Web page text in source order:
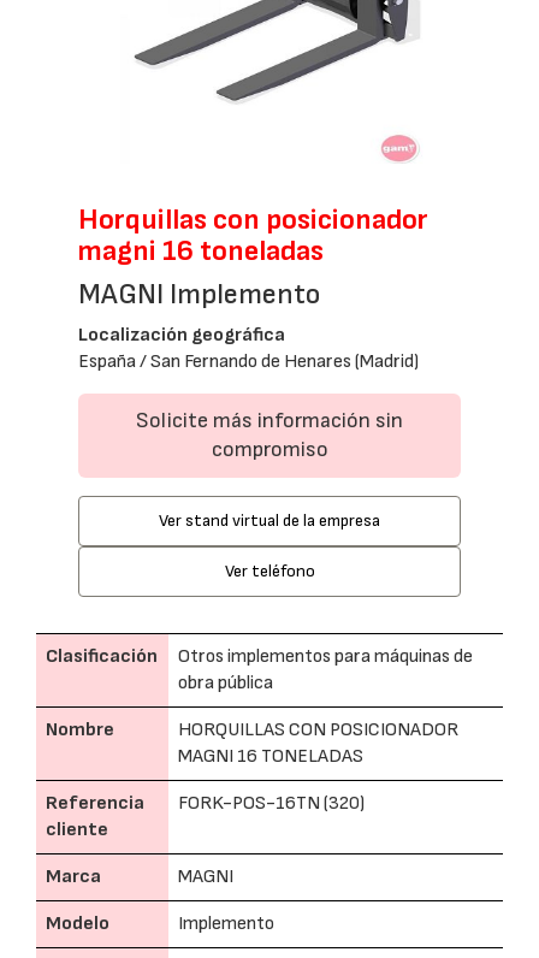
Horquillas con posicionador
magni 16 toneladas
MAGNI Implemento
Localización geográfica
España / San Fernando de Henares (Madrid)
Solicite más información sin
compromiso
Ver stand virtual de la empresa
Ver teléfono
Clasificación
Otros implementos para máquinas de
obra pública
Nombre
HORQUILLAS CON POSICIONADOR
MAGNI 16 TONELADAS
Referencia
cliente
FORK-POS-16TN (320)
Marca MAGNI
Modelo Implemento